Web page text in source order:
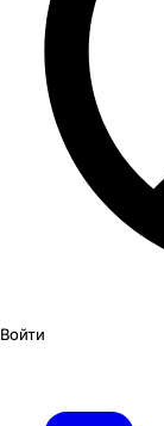
Войти